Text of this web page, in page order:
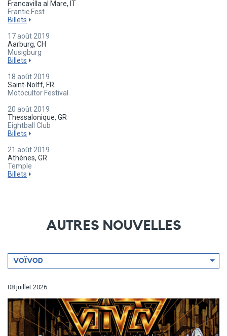
Francavilla al Mare, IT
Frantic Fest
Billets
17 août 2019
Aarburg, CH
Musigburg
Billets
18 août 2019
Saint-Nolff, FR
Motocultor Festival
20 août 2019
Thessalonique, GR
Eightball Club
Billets
21 août 2019
Athènes, GR
Temple
Billets
AUTRES NOUVELLES
Filtrer
par
VOÏVOD
08 juillet 2026